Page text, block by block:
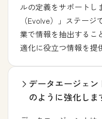
ルの定義をサポートし
（Evolve）」ステー
業で情報を抽出するこ
適化に役立つ情報を提
データエージェ
のように強化しま